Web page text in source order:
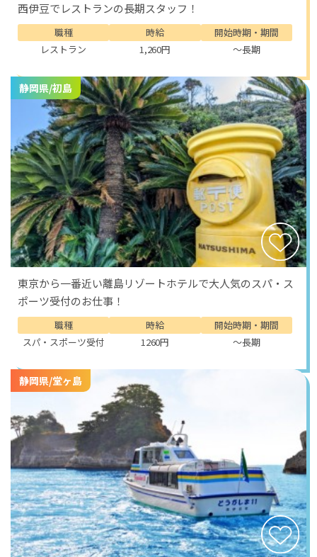
西伊豆でレストランの長期スタッフ！
職種
レストラン
時給
1,260円
開始時期・期間
～長期
静岡県/初島
東京から一番近い離島リゾートホテルで大人気のスパ・ス
ポーツ受付のお仕事！
職種
スパ・スポーツ受付
時給
1260円
開始時期・期間
～長期
静岡県/堂ヶ島